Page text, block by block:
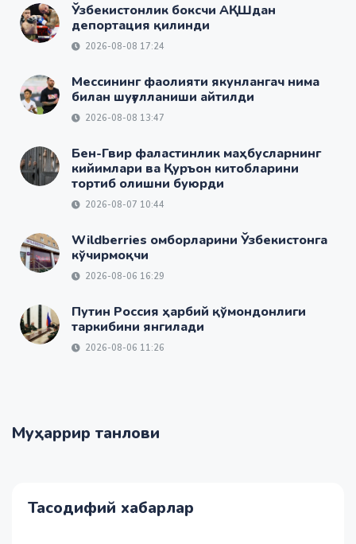
Ўзбекистонлик боксчи АҚШдан
депортация қилинди
2026-08-08 17:24
Мессининг фаолияти якунлангач нима
билан шуғулланиши айтилди
2026-08-08 13:47
Бен-Гвир фаластинлик маҳбусларнинг
кийимлари ва Қуръон китобларини
тортиб олишни буюрди
2026-08-07 10:44
Wildberries омборларини Ўзбекистонга
кўчирмоқчи
2026-08-06 16:29
Путин Россия ҳарбий қўмондонлиги
таркибини янгилади
2026-08-06 11:26
Муҳаррир танлови
Тасодифий хабарлар